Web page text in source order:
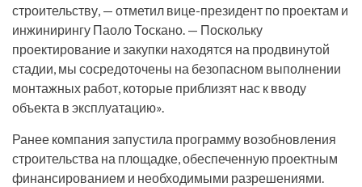
строительству, — отметил вице-президент по проектам и
инжинирингу Паоло Тоскано. — Поскольку
проектирование и закупки находятся на продвинутой
стадии, мы сосредоточены на безопасном выполнении
монтажных работ, которые приблизят нас к вводу
объекта в эксплуатацию».
Ранее компания запустила программу возобновления
строительства на площадке, обеспеченную проектным
финансированием и необходимыми разрешениями.